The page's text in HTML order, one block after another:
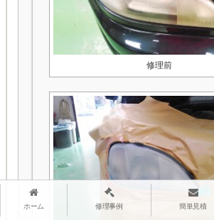
修理前
ホーム 修理事例 簡単見積